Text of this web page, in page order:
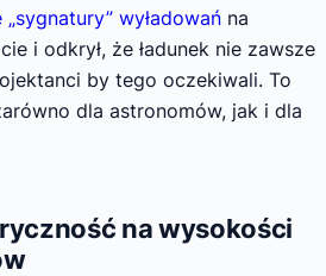
wyładowań na
i odkrył, że ładunek nie zawsze
by tego oczekiwali. To
dla astronomów, jak i dla
na wysokości